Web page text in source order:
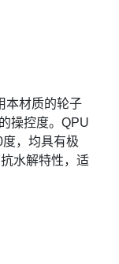
本材质的轮子
操控度。QPU
，均具有极
水解特性，适